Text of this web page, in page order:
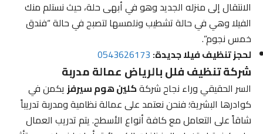
الانتقال إلى منزله الجديد وهو في أبهى حلة، حيث نستلم منك
الفيلا وهي في حالة تشطيب ونلمسها لتصبح في حالة “فندق
خمس نجوم”.
لحجز تنظيف فيلا جديدة:0543626173
شركة تنظيف فلل بالرياض عمالة مدربة
السر الحقيقي وراء نجاح شركةكلين هوم سيرفزيكمن في
كوادرها البشرية؛ فنحن نعتمد على عمالة نظامية ومدربة تدريباً
شاقاً على التعامل مع كافة أنواع الأسطح. يتم تدريب العمال